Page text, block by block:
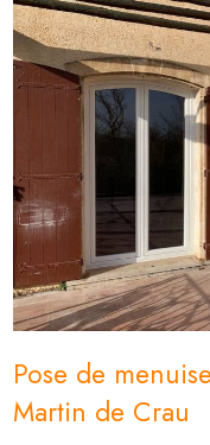
Pose de
Martin de Crau